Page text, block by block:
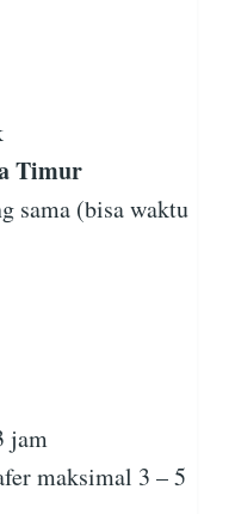
Timur
sama (bisa waktu
jam
maksimal 3 – 5